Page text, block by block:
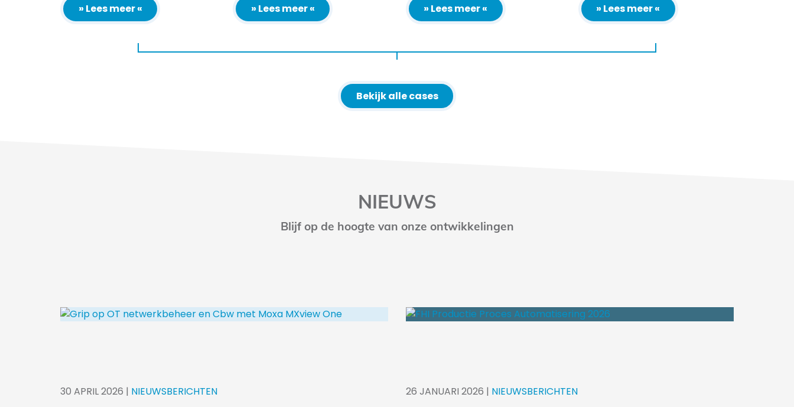
» Lees meer « » Lees meer « » Lees meer « » Lees meer «
Bekijk alle cases
NIEUWS
Blijf op de hoogte van onze ontwikkelingen
30 APRIL2026 | NIEUWSBERICHTEN 26 JANUARI 2026 | NIEUWSBERICHTEN